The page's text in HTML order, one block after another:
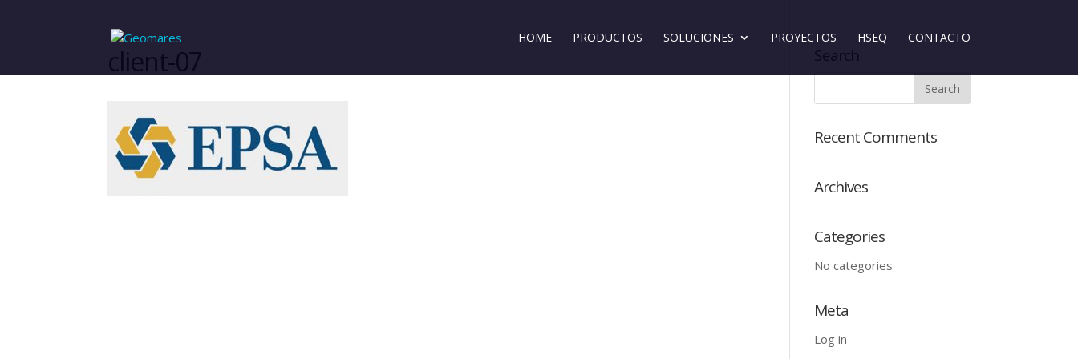
HOME PRODUCTOS SOLUCIONES PROYECTOS HSEQ CONTACTO
client-07 Search
Recent Comments
Archives
Categories
No categories
Meta
Log in